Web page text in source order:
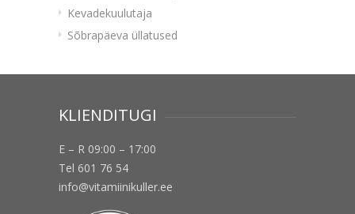
Kevadekuulutaja
Sõbrapäeva üllatused
KLIENDITUGI
E – R 09:00 – 17:00
Tel 601 76 54
info@vitamiinikuller.ee